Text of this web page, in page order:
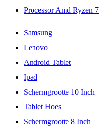
Processor Amd Ryzen 7
Samsung
Lenovo
Android Tablet
Ipad
Schermgrootte 10 Inch
Tablet Hoes
Schermgrootte 8 Inch